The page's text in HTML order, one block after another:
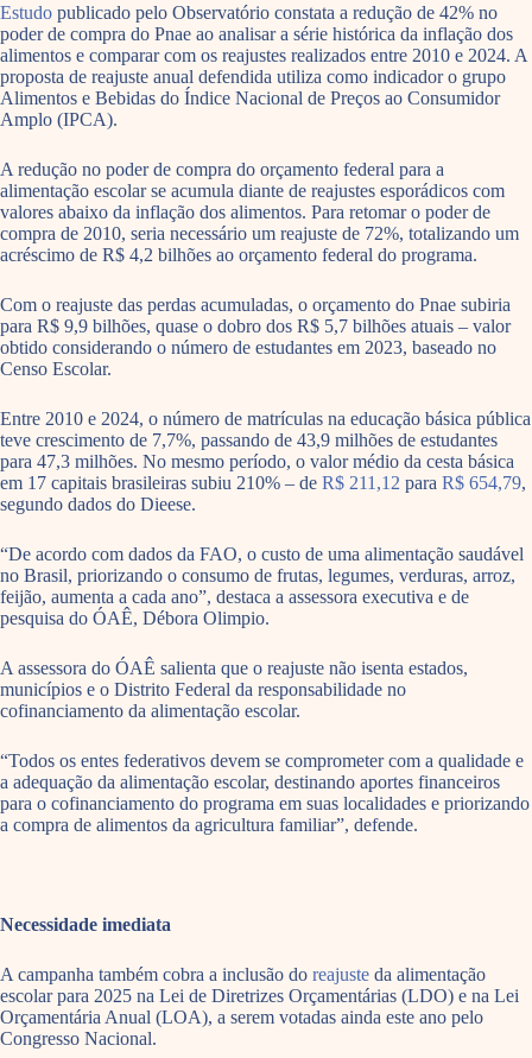
Estudo publicado pelo Observatório constata a redução de 42% no
poder de compra do Pnae ao analisar a série histórica da inflação dos
alimentos e comparar com os reajustes realizados entre 2010 e 2024. A
proposta de reajuste anual defendida utiliza como indicador o grupo
Alimentos e Bebidas do Índice Nacional de Preços ao Consumidor
Amplo (IPCA).
A redução no poder de compra do orçamento federal para a
alimentação escolar se acumula diante de reajustes esporádicos com
valores abaixo da inflação dos alimentos. Para retomar o poder de
compra de 2010, seria necessário um reajuste de 72%, totalizando um
acréscimo de R$ 4,2 bilhões ao orçamento federal do programa.
Com o reajuste das perdas acumuladas, o orçamento do Pnae subiria
para R$ 9,9 bilhões, quase o dobro dos R$ 5,7 bilhões atuais – valor
obtido considerando o número de estudantes em 2023, baseado no
Censo Escolar.
Entre 2010 e 2024, o número de matrículas na educação básica pública
teve crescimento de 7,7%, passando de 43,9 milhões de estudantes
para 47,3 milhões. No mesmo período, o valor médio da cesta básica
em 17 capitais brasileiras subiu 210% – de R$ 211,12 para R$ 654,79,
segundo dados do Dieese.
“De acordo com dados da FAO, o custo de uma alimentação saudável
no Brasil, priorizando o consumo de frutas, legumes, verduras, arroz,
feijão, aumenta a cada ano”, destaca a assessora executiva e de
pesquisa do ÓAÊ, Débora Olimpio.
A assessora do ÓAÊ salienta que o reajuste não isenta estados,
municípios e o Distrito Federal da responsabilidade no
cofinanciamento da alimentação escolar.
“Todos os entes federativos devem se comprometer com a qualidade e
a adequação da alimentação escolar, destinando aportes financeiros
para o cofinanciamento do programa em suas localidades e priorizando
a compra de alimentos da agricultura familiar”, defende.
Necessidade imediata
A campanha também cobra a inclusão do reajuste da alimentação
escolar para 2025 na Lei de Diretrizes Orçamentárias (LDO) e na Lei
Orçamentária Anual (LOA), a serem votadas ainda este ano pelo
Congresso Nacional.